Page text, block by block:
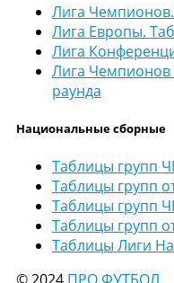
Лига
Лига Европы.
Лига
Лига Чемпионов
раунда
Национальные сборные
Таблицы групп
Таблицы групп
Таблицы групп
Таблицы групп
Таблицы Лиги